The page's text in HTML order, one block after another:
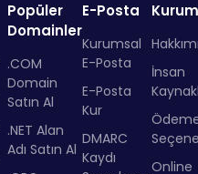
Popüler
Domainler
.COM
Domain
Satın Al
.NET Alan
Adı Satın Al
E-Posta
Kurumsal
E-Posta
E-Posta
Kur
DMARC
Kaydı
İnsan
Online